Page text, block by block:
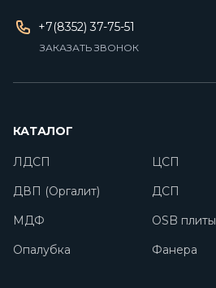
+7(8352) 37-75-51
ЗАКАЗАТЬ ЗВОНОК
КАТАЛОГ
ЛДСП
ЦСП
ДВП (Оргалит)
ДСП
МДФ
OSB плиты
Опалубка
Фанера